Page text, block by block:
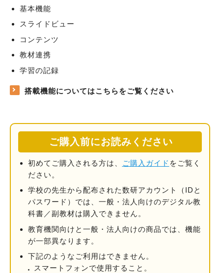
基本機能
スライドビュー
コンテンツ
教材連携
学習の記録
搭載機能についてはこちらをご覧ください
ご購入前にお読みください
初めてご購入される方は、 ご購入ガイド をご覧く
ださい。
学校の先⽣から配布された数研アカウント（IDと
パスワード）では、一般・法人向けのデジタル教
科書／副教材は購⼊できません。
教育機関向けと一般・法人向けの商品では、機能
が一部異なります。
下記のようなご利用はできません。
スマートフォンで使用すること。